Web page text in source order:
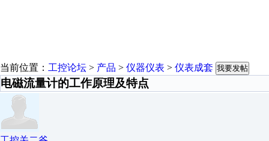
当前位置： 工控论坛 > 产品 > 仪器仪表 > 仪表成套 我要发帖
电磁流量计的工作原理及特点